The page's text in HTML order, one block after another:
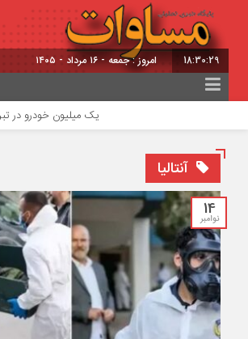
18:30:29 امروز : جمعه - ۱۶ مرداد - ۱۴۰۵
یک میلیون خودرو در تبریز؛
آنتالیا
14
نوامبر